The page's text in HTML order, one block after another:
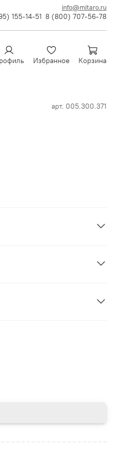
info@mitaro.ru
155-14-51 8 (800) 707-56-78
Избранное Корзина
арт. 005.300.371